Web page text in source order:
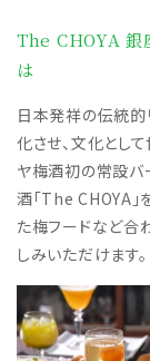
The CHOYA 銀
は
日本発祥の伝統的
化させ、文化とし
ヤ梅酒初の常設バ
酒「The CHOYA
た梅フードなど合
しみいただけます。